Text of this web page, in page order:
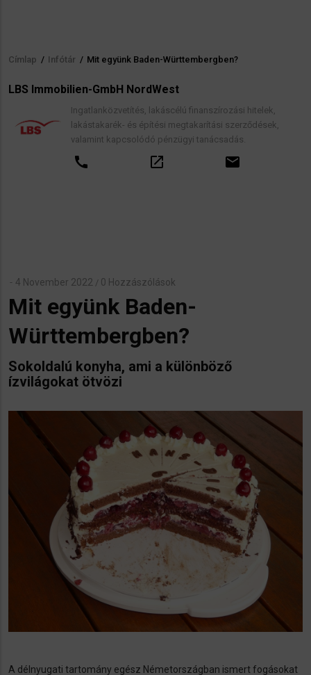
Morzsa
Címlap / Infótár / Mit együnk Baden-Württembergben?
LBS Immobilien-GmbH NordWest
Ingatlanközvetítés, lakáscélú finanszírozási hitelek,
lakástakarék- és építési megtakarítási szerződések,
valamint kapcsolódó pénzügyi tanácsadás.
call open_in_new email
4 November 2022 / 0 Hozzászólások
Mit együnk Baden-
Württembergben?
Sokoldalú konyha, ami a különböző
ízvilágokat ötvözi
A délnyugati tartomány egész Németországban ismert fogásokat